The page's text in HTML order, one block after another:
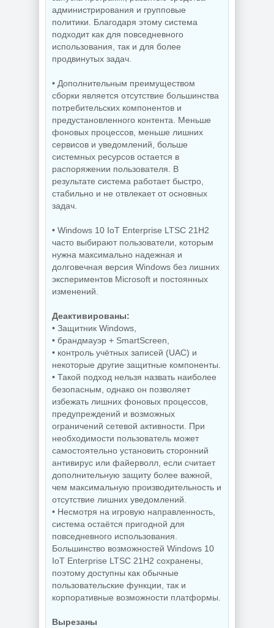
Звуковой
GoldWave 7.05
Редактор
изображений
FastStone Capture
11.3 + Portable
Деинсталлятор
программ IObit
Uninstaller Pro
15.6.0.6
NEW
Дефрагментатор
дисков O&O
Defrag
Server 31.3 Build
26064 by KpoJIuK
NEW
PDF редактор
Wondershare
NEW NEW
Диспетчер задач
для Windows
AppControl
1.4.0.415
NEW
приложениями
Raven 1.1.0.0
NEW
Windows 10
Enterprise 2019
LTSC Full Июль
2026
NEW
Windows 11 Pro
26H1 Build
28120.2546 by
OneSmiLe
NEW
администрирования и групповые
политики. Благодаря этому система
подходит как для повседневного
использования, так и для более
продвинутых задач.
• Дополнительным преимуществом
сборки является отсутствие большинства
потребительских компонентов и
предустановленного контента. Меньше
фоновых процессов, меньше лишних
сервисов и уведомлений, больше
системных ресурсов остается в
распоряжении пользователя. В
результате система работает быстро,
стабильно и не отвлекает от основных
задач.
• Windows 10 IoT Enterprise LTSC 21H2
часто выбирают пользователи, которым
нужна максимально надежная и
долговечная версия Windows без лишних
экспериментов Microsoft и постоянных
изменений.
Деактивированы:
• Защитник Windows,
• брандмауэр + SmartScreen,
• контроль учётных записей (UAC) и
некоторые другие защитные компоненты.
• Такой подход нельзя назвать наиболее
безопасным, однако он позволяет
избежать лишних фоновых процессов,
предупреждений и возможных
ограничений сетевой активности. При
необходимости пользователь может
самостоятельно установить сторонний
антивирус или файерволл, если считает
дополнительную защиту более важной,
чем максимальную производительность и
отсутствие лишних уведомлений.
• Несмотря на игровую направленность,
система остаётся пригодной для
повседневного использования.
Большинство возможностей Windows 10
IoT Enterprise LTSC 21H2 сохранены,
поэтому доступны как обычные
пользовательские функции, так и
корпоративные возможности платформы.
Вырезаны